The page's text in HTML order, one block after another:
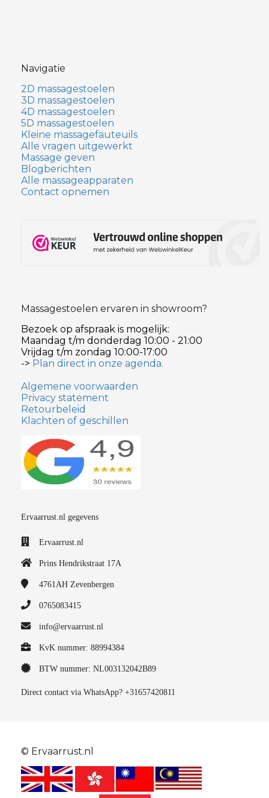
Navigatie
2D massagestoelen
3D massagestoelen
4D massagestoelen
5D massagestoelen
Kleine massagefauteuils
Alle vragen uitgewerkt
Massage geven
Blogberichten
Alle massageapparaten
Contact opnemen
Massagestoelen ervaren in showroom?
Bezoek op afspraak is mogelijk:
Maandag t/m donderdag 10:00 - 21:00
Vrijdag t/m zondag 10:00-17:00
-> Plan direct in onze agenda.
Algemene voorwaarden
Privacy statement
Retourbeleid
Klachten of geschillen
Ervaarrust.nl gegevens
Ervaarrust.nl
Prins Hendrikstraat 17A
4761AH Zevenbergen
0765083415
info@ervaarrust.nl
KvK nummer: 88994384
BTW nummer: NL003132042B89
Direct contact via WhatsApp? +31657420811
© Ervaarrust.nl